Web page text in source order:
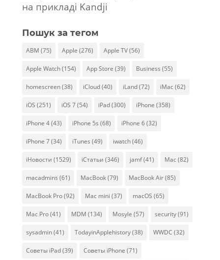
на прикладі Kandji
Пошук за тегом
ABM (75) Apple (276) Apple TV(56)
Apple Watch(154) App Store (39) Business (55)
homescreen(38) iCloud(40) iLand(72) iMac (62)
iOS (251) iOS 7(54) iPad(300) iPhone (358)
iPhone 4(43) iPhone 5s (68) iPhone 6(32)
iPhone 7(34) iTunes (49) iwatch(46)
iНовости (1529) iСтатьи (346) jamf(41) Mac (82)
macadmins (61) MacBook(79) MacBook Air(85)
MacBook Pro(92) Mac mini (37) macOS (65)
Mac Pro(41) MDM (134) Mosyle (57) security(91)
sysadmin(41) TodayinApplehistory(38) WWDC (32)
Советы iPad(39) Советы iPhone (71)